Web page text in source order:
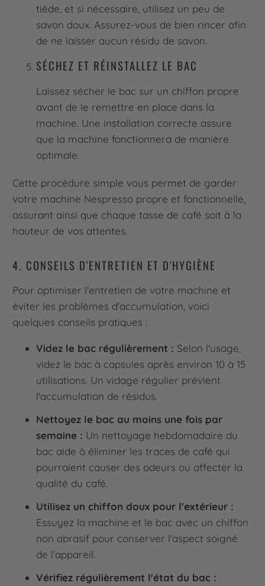
tiède, et si nécessaire, utilisez un peu de
savon doux. Assurez-vous de bien rincer afin
de ne laisser aucun résidu de savon.
SÉCHEZ ET RÉINSTALLEZ LE BAC
Laissez sécher le bac sur un chiffon propre
avant de le remettre en place dans la
machine. Une installation correcte assure
que la machine fonctionnera de manière
optimale.
Cette procédure simple vous permet de garder
votre machine Nespresso propre et fonctionnelle,
assurant ainsi que chaque tasse de café soit à la
hauteur de vos attentes.
4. CONSEILS D'ENTRETIEN ET D'HYGIÈNE
Pour optimiser l'entretien de votre machine et
éviter les problèmes d'accumulation, voici
quelques conseils pratiques :
Videz le bac régulièrement : Selon l'usage,
videz le bac à capsules après environ 10 à 15
utilisations. Un vidage régulier prévient
l'accumulation de résidus.
Nettoyez le bac au moins une fois par
semaine : Un nettoyage hebdomadaire du
bac aide à éliminer les traces de café qui
pourraient causer des odeurs ou affecter la
qualité du café.
Utilisez un chiffon doux pour l'extérieur :
Essuyez la machine et le bac avec un chiffon
non abrasif pour conserver l'aspect soigné
de l’appareil.
Vérifiez régulièrement l'état du bac :